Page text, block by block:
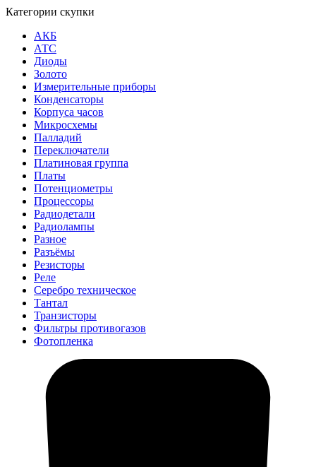
Категории скупки
АКБ
АТС
Диоды
Золото
Измерительные приборы
Конденсаторы
Корпуса часов
Микросхемы
Палладий
Переключатели
Платиновая группа
Платы
Потенциометры
Процессоры
Радиодетали
Радиолампы
Разное
Разъёмы
Резисторы
Реле
Серебро техническое
Тантал
Транзисторы
Фильтры противогазов
Фотопленка